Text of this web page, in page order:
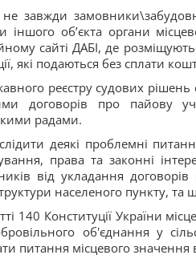
завжди
іншого об’єкта органи
сайті ДАБІ, де
які подаються без сплати
реєстру судових
договорів про пайову
радами.
деякі проблемні
права та законні
від укладання
населеного пункту, та
140 Конституції України
об'єднання у
питання місцевого значення